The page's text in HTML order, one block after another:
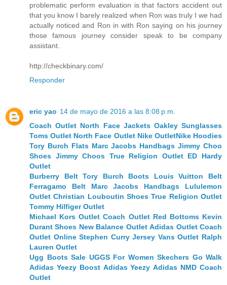
problematic perform evaluation is that factors accident out
that you know I barely realized when Ron was truly I we had
actually noticed and Ron in with Ron saying on his journey
those famous journey consider speak to be company
assistant.
http://checkbinary.com/
Responder
eric yao 14 de mayo de 2016 a las 8:08 p.m.
Coach Outlet North Face Jackets Oakley Sunglasses
Toms Outlet North Face Outlet Nike OutletNike Hoodies
Tory Burch Flats Marc Jacobs Handbags Jimmy Choo
Shoes Jimmy Choos True Religion Outlet ED Hardy
Outlet
Burberry Belt Tory Burch Boots
Louis Vuitton Belt
Ferragamo Belt
Marc Jacobs Handbags
Lululemon
Outlet Christian Louboutin Shoes True Religion Outlet
Tommy Hilfiger Outlet
Michael Kors Outlet Coach Outlet Red Bottoms Kevin
Durant Shoes New Balance Outlet Adidas Outlet Coach
Outlet Online Stephen Curry Jersey Vans Outlet Ralph
Lauren Outlet
Ugg Boots Sale UGGS For Women Skechers Go Walk
Adidas Yeezy Boost Adidas Yeezy Adidas NMD Coach
Outlet